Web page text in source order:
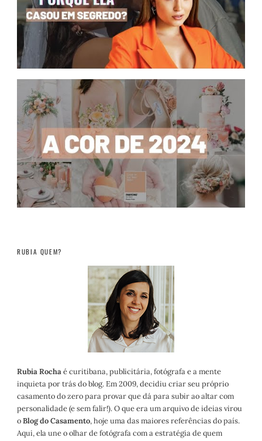
RUBIA QUEM?
Rubia Rochaé curitibana, publicitária, fotógrafa e a mente
inquieta por trás do blog. Em 2009, decidiu criar seu próprio
casamento do zero para provar que dá para subir ao altar com
personalidade (e sem falir!). O que era um arquivo de ideias virou
oBlog do Casamento, hoje uma das maiores referências do país.
Aqui, ela une o olhar de fotógrafa com a estratégia de quem